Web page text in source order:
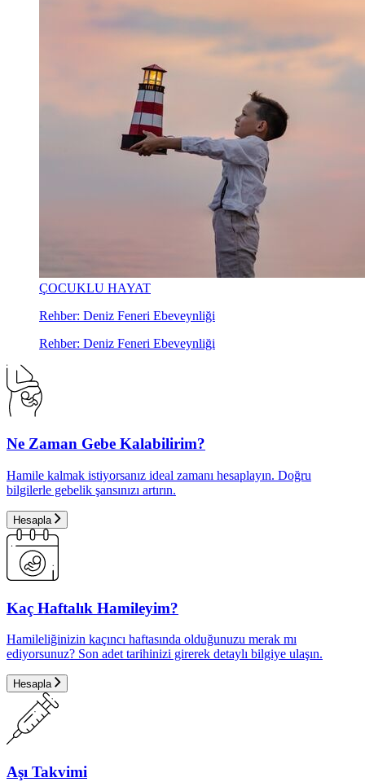
ÇOCUKLU HAYAT
Rehber: Deniz Feneri Ebeveynliği
Rehber: Deniz Feneri Ebeveynliği
Ne Zaman Gebe Kalabilirim?
Hamile kalmak istiyorsanız ideal zamanı hesaplayın. Doğru
bilgilerle gebelik şansınızı artırın.
Hesapla
Kaç Haftalık Hamileyim?
Hamileliğinizin kaçıncı haftasında olduğunuzu merak mı
ediyorsunuz? Son adet tarihinizi girerek detaylı bilgiye ulaşın.
Hesapla
Aşı Takvimi